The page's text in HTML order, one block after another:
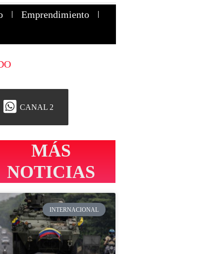
Emprendimiento
CANAL 2
MÁS
NOTICIAS
INTERNACIONAL